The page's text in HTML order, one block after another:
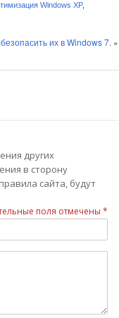
Windows XP,
их в Windows 7. »
других
в сторону
сайта, будут
поля отмечены *